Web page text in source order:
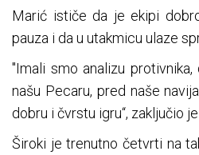
Marić ističe da je ekipi
pauza i da u utakmicu ulaze
"Imali smo analizu
našu Pecaru, pred naše
dobru i čvrstu igru“, zaključio
Široki je trenutno četvrti na